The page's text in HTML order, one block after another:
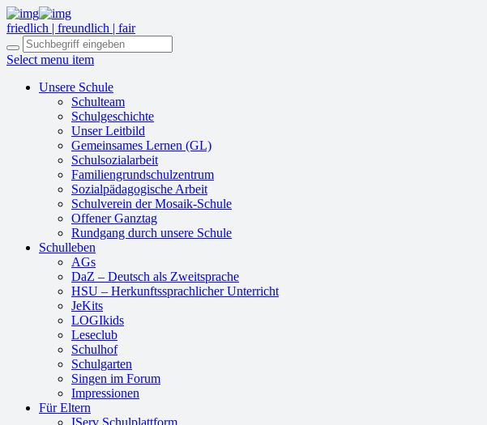
friedlich | freundlich | fair
Select menu item
Unsere Schule
Schulteam
Schulgeschichte
Unser Leitbild
Gemeinsames Lernen (GL)
Schulsozialarbeit
Familiengrundschulzentrum
Sozialpädagogische Arbeit
Schulverein der Mosaik-Schule
Offener Ganztag
Rundgang durch unsere Schule
Schulleben
AGs
DaZ – Deutsch als Zweitsprache
HSU – Herkunftssprachlicher Unterricht
JeKits
LOGIkids
Leseclub
Schulhof
Schulgarten
Singen im Forum
Impressionen
Für Eltern
IServ Schulplattform